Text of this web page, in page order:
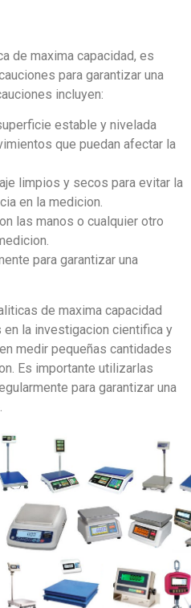
de maxima capacidad, es
para garantizar una
incluyen:
estable y nivelada
que puedan afectar la
limpios y secos para evitar la
en la medicion.
las manos o cualquier otro
para garantizar una
de maxima capacidad
la investigacion cientifica y
medir pequeñas cantidades
Es importante utilizarlas
para garantizar una